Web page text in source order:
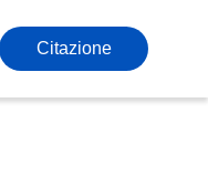
Citazione